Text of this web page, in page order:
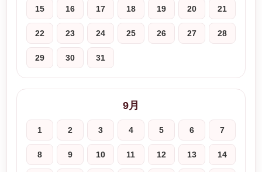
15 16 17 18 19 20 21
22 23 24 25 26 27 28
29 30 31
9月
1 2 3 4 5 6 7
8 9 10 11 12 13 14